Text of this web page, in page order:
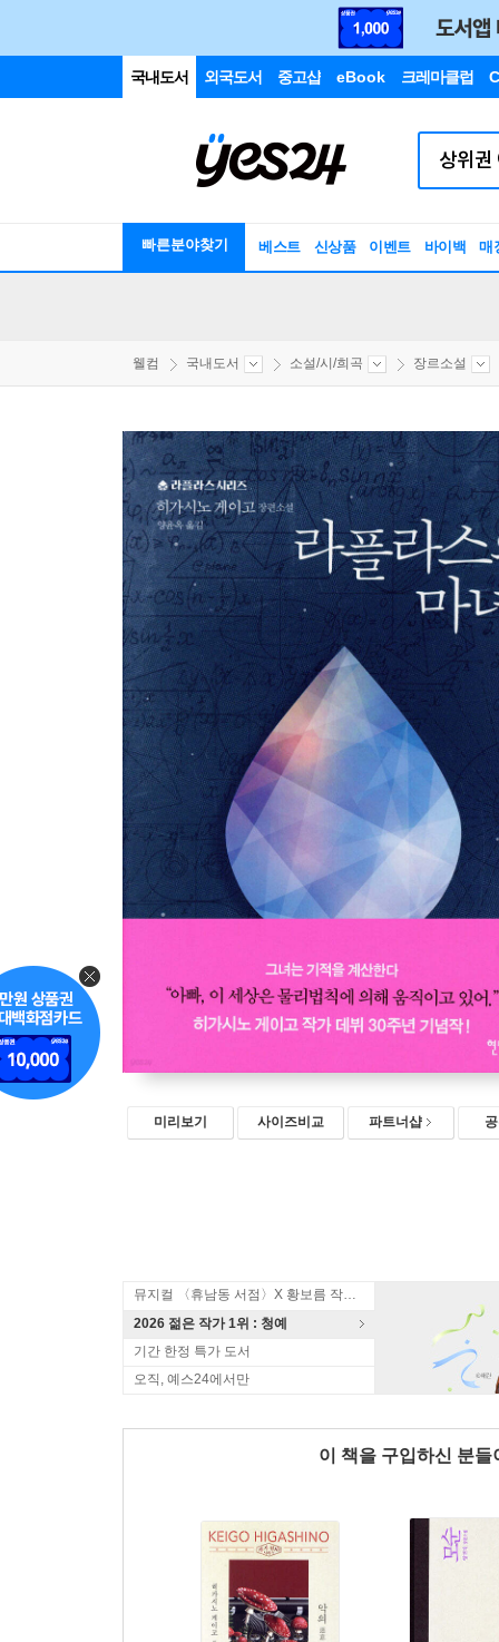
국내도서 외국도서 중고샵 eBook 크레마클럽
빠른분야찾기 베스트 신상품 이벤트 바이백 매
웰컴 국내도서 소설/시/희곡 장르소설
미리보기 사이즈비교 파트너샵
뮤지컬 〈휴남동 서점〉X 황보름 작가 북토크
2026 젊은 작가 1위 : 청예
기간 한정 특가 도서
오직, 예스24에서만
이 책을 구입하신 분